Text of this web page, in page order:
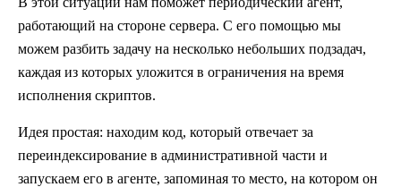
работающий на стороне сервера. С его помощью мы
можем разбить задачу на несколько небольших подзадач,
каждая из которых уложится в ограничения на время
исполнения скриптов.
Идея простая: находим код, который отвечает за
переиндексирование в административной части и
запускаем его в агенте, запоминая то место, на котором он